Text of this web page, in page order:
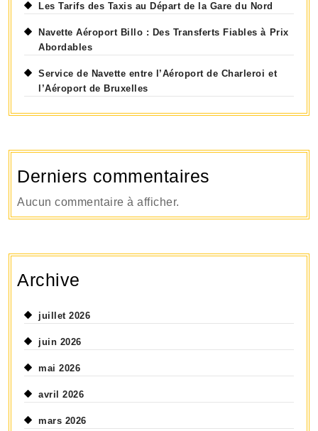
Les Tarifs des Taxis au Départ de la Gare du Nord
Navette Aéroport Billo : Des Transferts Fiables à Prix
Abordables
Service de Navette entre l’Aéroport de Charleroi et
l’Aéroport de Bruxelles
Derniers commentaires
Aucun commentaire à afficher.
Archive
juillet 2026
juin 2026
mai 2026
avril 2026
mars 2026